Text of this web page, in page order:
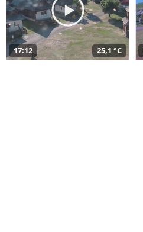
17:12 25,1 °C